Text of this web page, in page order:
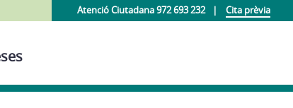
Atenció Ciutadana 972 693 232 Cita prèvia